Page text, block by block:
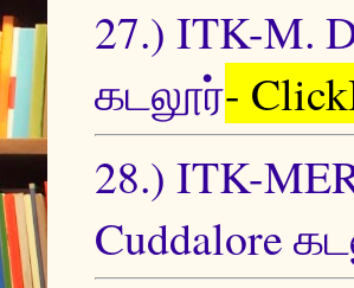
27.) ITK-M.
கடலூர்-
28.) ITK-
Cuddalore